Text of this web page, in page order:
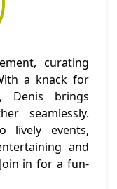
curating
a knack for
Denis brings
seamlessly.
lively events,
and
in for a fun-